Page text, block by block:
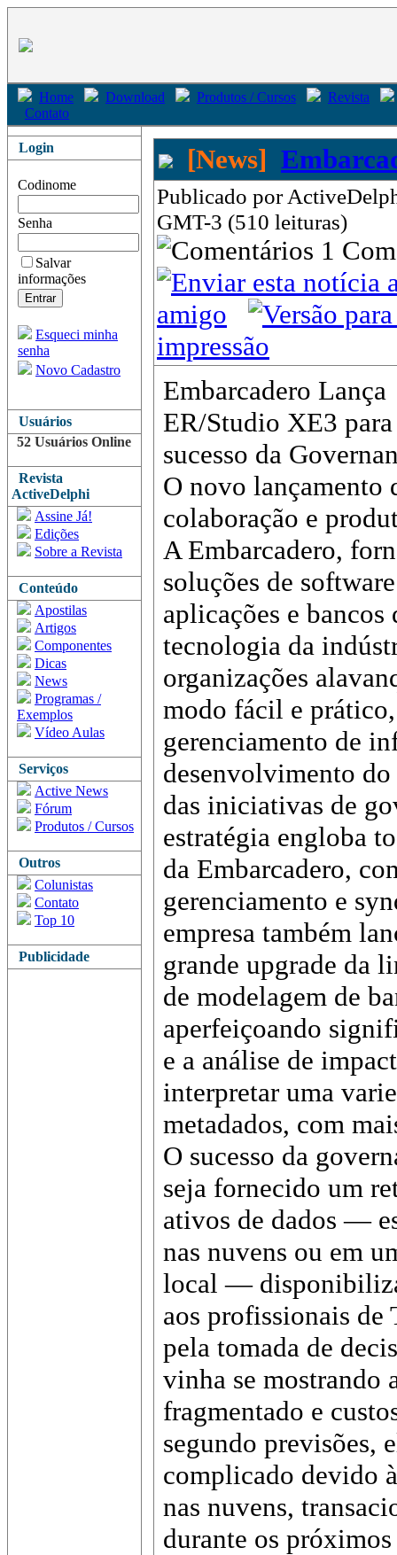
Home Download Produtos / Cursos
Revista
Contato
Login
Codinome
Senha
Salvar
informações
Esqueci minha
senha
Novo Cadastro
Usuários
52 Usuários Online
Revista
ActiveDelphi
Assine Já!
Edições
Sobre a Revista
Conteúdo
Apostilas
Artigos
Componentes
Dicas
News
Programas /
Exemplos
Vídeo Aulas
Serviços
Active News
Fórum
Produtos / Cursos
Outros
Colunistas
Contato
Top 10
Publicidade
[News]
Publicado por
GMT-3 (510 leituras)
1
amigo
impressão
Embarcadero Lança
ER/Studio XE3
sucesso da
O novo lançamento
colaboração e
A Embarcadero,
soluções de
aplicações e
tecnologia da
organizações
modo fácil e
gerenciamento de
desenvolvimento
das iniciativas de
estratégia engloba
da Embarcadero,
gerenciamento e
empresa também
grande upgrade da
de modelagem de
aperfeiçoando
e a análise de
interpretar uma
metadados, com
O sucesso da
seja fornecido um
ativos de dados —
nas nuvens ou em
local —
aos profissionais de
pela tomada de
vinha se mostrando
fragmentado e
segundo previsões,
complicado devido
nas nuvens,
durante os próximos